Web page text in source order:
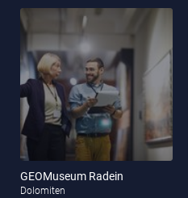
GEOMuseum Radein
Dolomiten